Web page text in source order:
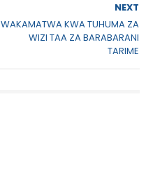
NEXT
WAKAMATWA KWA TUHUMA ZA
WIZI TAA ZA BARABARANI
TARIME